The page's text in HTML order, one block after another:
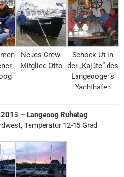
Neues Crew-
Mitglied Otto
Schock-Ut in
der „Kajüte“ des
Langeooger’s
Yachthafen
– Langeoog Ruhetag
Temperatur 12-15 Grad –